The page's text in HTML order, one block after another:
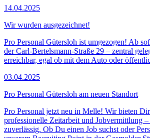
14.04.2025
Wir wurden ausgezeichnet!
Pro Personal Gütersloh ist umgezogen! Ab
der Carl-Bertelsmann-Straße 29 – zentral
erreichbar, egal ob mit dem Auto oder
03.04.2025
Pro Personal Gütersloh am neuen Standort
Pro Personal jetzt neu in Melle! Wir bieten
professionelle Zeitarbeit und Jobvermittlung
zuverlässig. Ob Du einen Job suchst oder